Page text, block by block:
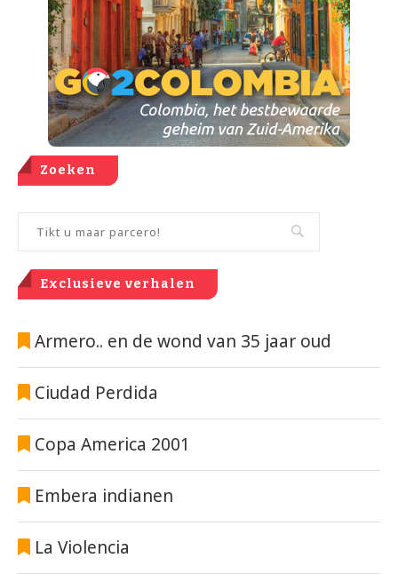
Zoeken
Exclusieve verhalen
Armero.. en de wond van 35 jaar oud
Ciudad Perdida
Copa America 2001
Embera indianen
La Violencia